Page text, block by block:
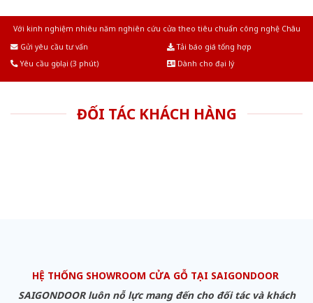
Với kinh nghiệm nhiêu năm nghiên cứu cửa theo tiêu chuẩn công nghệ Châu
Gửi yêu cầu tư vấn
Tải báo giá tổng hợp
Yêu cầu gọi lại (3 phút)
Dành cho đại lý
ĐỐI TÁC KHÁCH HÀNG
HỆ THỐNG SHOWROOM CỬA GỖ TẠI SAIGONDOOR
SAIGONDOOR luôn nỗ lực mang đến cho đối tác và khách